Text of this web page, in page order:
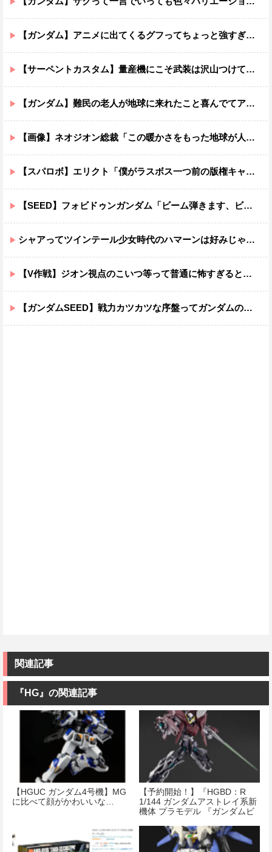
【ガンダム】アニメに出てくるグフってちょっと強すぎじゃない？
【サーペントカスタム】量産機にこそ武装は沢山つけてほしいよね
【ガンダム】難民の老人が地球に来れたこと喜んでてアレ？連邦もやってることヤバくない？ってなる
【画像】ネオジオン総裁「この暖かさをもった地球が人間さえ破壊するんだ（汗だく）」
【スパロボ】エリクト「僕がラスボス一つ前の版権キャラ最後の敵ってちょっと荷が重すぎない？」
【SEED】フォビドゥンガンダム「ビーム弾きます、ビーム曲げられます、空飛びます」←二世代目でこれ出来るのおかしいだろ
シャアってツインテール少女時代のハマーンは好みじゃなかったの？
【V作戦】ジオン視点のこいつ等って普通に怖すぎると思う…
【ガンダムSEED】戦力カツカツな序盤ってガンダムの中だと割と珍しい気がする
関連記事
『HG』の関連記事
【HGUC ガンダム4号機】MG
に比べて顔がかわいいな…
【予約開始！】『HGBD：R
1/144 ガンダムアストレイ系新
機体 プラモデル 『ガンダムビ